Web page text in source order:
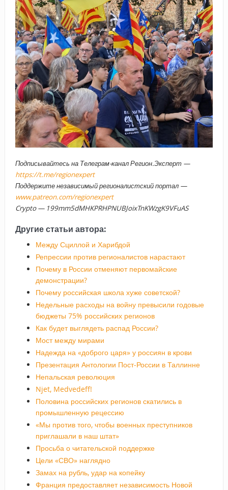
Подписывайтесь на Телеграм-канал Регион.Эксперт —
https://t.me/regionexpert
Поддержите независимый регионалистский портал —
www.patreon.com/regionexpert
Crypto — 199mm5dMHKPRHPNUBJoixTnKWzgK9VFuAS
Другие статьи автора:
Между Сциллой и Харибдой
Репрессии против регионалистов нарастают
Почему в России отменяют первомайские
демонстрации?
Почему российская школа хуже советской?
Недельные расходы на войну превысили годовые
бюджеты 75% российских регионов
Как будет выглядеть распад России?
Мост между мирами
Надежда на «доброго царя» у россиян в крови
Презентация Антологии Пост-России в Таллинне
Непальская революция
Njet, Medvedeff!
Половина российских регионов скатились в
промышленную рецессию
«Мы против того, чтобы военных преступников
приглашали в наш штат»
Просьба о читательской поддержке
Цели «СВО» наглядно
Замах на рубль, удар на копейку
Франция предоставляет независимость Новой